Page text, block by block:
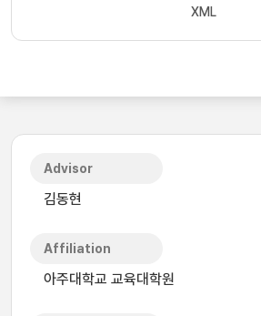
XML
Advisor
김동현
Affiliation
아주대학교 교육대학원